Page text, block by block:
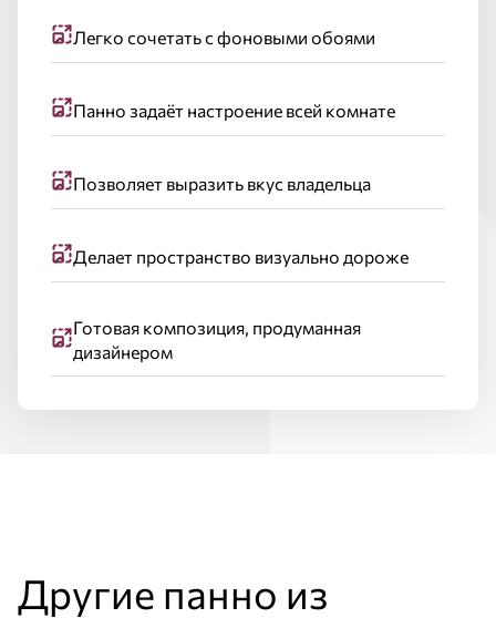
Легко сочетать с фоновыми обоями
Панно задаёт настроение всей комнате
Позволяет выразить вкус владельца
Делает пространство визуально дороже
Готовая композиция, продуманная
дизайнером
Другие панно из